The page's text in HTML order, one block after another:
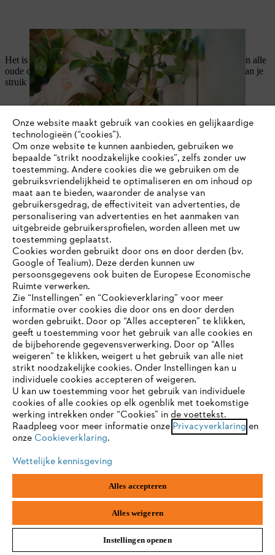
De scheuten mogen niet achter het rek groeien.
Het is aangeraden om de rozenstruiken regelmatig te snoeien en alle
oude of zieke scheuten te verwijderen zodat je langer plezier aan je
struik beleeft.
Verwijder regelmatig oude en zieke scheuten.
Voor welke planten is een klimrek
geschikt?
Vooral planten die zwaar op de stam doorwegen, zoals klimplanten,
zijn geholpen met een rooster dat hun gewicht helpt te dragen. Een
fijne roosterstructuur biedt ook de dunnere ranken voldoende kansen
om zich te hechten.
JE BROWSER WORDT NIET
ONDERSTEUND
Je gebruikt een browser die we nog niet ondersteunen. Om
onze website optimaal te kunnen gebruiken, raden we aan dat
je overschakelt op één van de volgende browsers:
firefox
safari edge
Onze website maakt gebruik van cookies en gelijkaardige
technologieën (“cookies”).
Om onze website te kunnen aanbieden, gebruiken we
bepaalde “strikt noodzakelijke cookies”, zelfs zonder uw
toestemming. Andere cookies die we gebruiken om de
gebruiksvriendelijkheid te optimaliseren en om inhoud op
maat aan te bieden, waaronder de analyse van
gebruikersgedrag, de effectiviteit van advertenties, de
personalisering van advertenties en het aanmaken van
uitgebreide gebruikersprofielen, worden alleen met uw
toestemming geplaatst.
Cookies worden gebruikt door ons en door derden (bv.
Google of Tealium). Deze derden kunnen uw
persoonsgegevens ook buiten de Europese Economische
Ruimte verwerken.
Zie “Instellingen” en “Cookieverklaring” voor meer
informatie over cookies die door ons en door derden
worden gebruikt. Door op “Alles accepteren” te klikken,
geeft u toestemming voor het gebruik van alle cookies en
de bijbehorende gegevensverwerking. Door op “Alles
weigeren” te klikken, weigert u het gebruik van alle niet
strikt noodzakelijke cookies. Onder Instellingen kan u
individuele cookies accepteren of weigeren.
U kan uw toestemming voor het gebruik van individuele
cookies of alle cookies op elk ogenblik met toekomstige
werking intrekken onder “Cookies” in de voettekst.
Raadpleeg voor meer informatie onze Privacyverklaring en
onze Cookieverklaring.
Wettelijke kennisgeving
Alles accepteren
Alles weigeren
Instellingen openen